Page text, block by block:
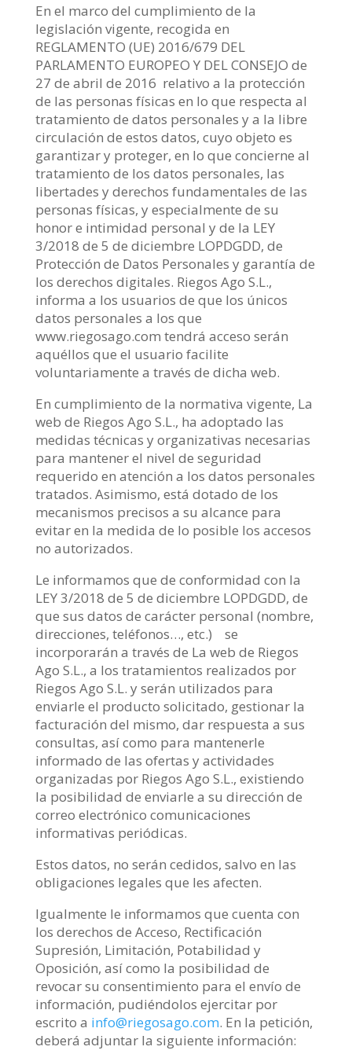
En el marco del cumplimiento de la
legislación vigente, recogida en
REGLAMENTO (UE) 2016/679 DEL
PARLAMENTO EUROPEO Y DEL CONSEJO de
27 de abril de 2016 relativo a la protección
de las personas físicas en lo que respecta al
tratamiento de datos personales y a la libre
circulación de estos datos, cuyo objeto es
garantizar y proteger, en lo que concierne al
tratamiento de los datos personales, las
libertades y derechos fundamentales de las
personas físicas, y especialmente de su
honor e intimidad personal y de la LEY
3/2018 de 5 de diciembre LOPDGDD, de
Protección de Datos Personales y garantía de
los derechos digitales. Riegos Ago S.L.,
informa a los usuarios de que los únicos
datos personales a los que
www.riegosago.com tendrá acceso serán
aquéllos que el usuario facilite
voluntariamente a través de dicha web.
En cumplimiento de la normativa vigente, La
web de Riegos Ago S.L., ha adoptado las
medidas técnicas y organizativas necesarias
para mantener el nivel de seguridad
requerido en atención a los datos personales
tratados. Asimismo, está dotado de los
mecanismos precisos a su alcance para
evitar en la medida de lo posible los accesos
no autorizados.
Le informamos que de conformidad con la
LEY 3/2018 de 5 de diciembre LOPDGDD, de
que sus datos de carácter personal (nombre,
direcciones, teléfonos…, etc.) se
incorporarán a través de La web de Riegos
Ago S.L., a los tratamientos realizados por
Riegos Ago S.L. y serán utilizados para
enviarle el producto solicitado, gestionar la
facturación del mismo, dar respuesta a sus
consultas, así como para mantenerle
informado de las ofertas y actividades
organizadas por Riegos Ago S.L., existiendo
la posibilidad de enviarle a su dirección de
correo electrónico comunicaciones
informativas periódicas.
Estos datos, no serán cedidos, salvo en las
obligaciones legales que les afecten.
Igualmente le informamos que cuenta con
los derechos de Acceso, Rectificación
Supresión, Limitación, Potabilidad y
Oposición, así como la posibilidad de
revocar su consentimiento para el envío de
información, pudiéndolos ejercitar por
escrito a info@riegosago.com. En la petición,
deberá adjuntar la siguiente información: